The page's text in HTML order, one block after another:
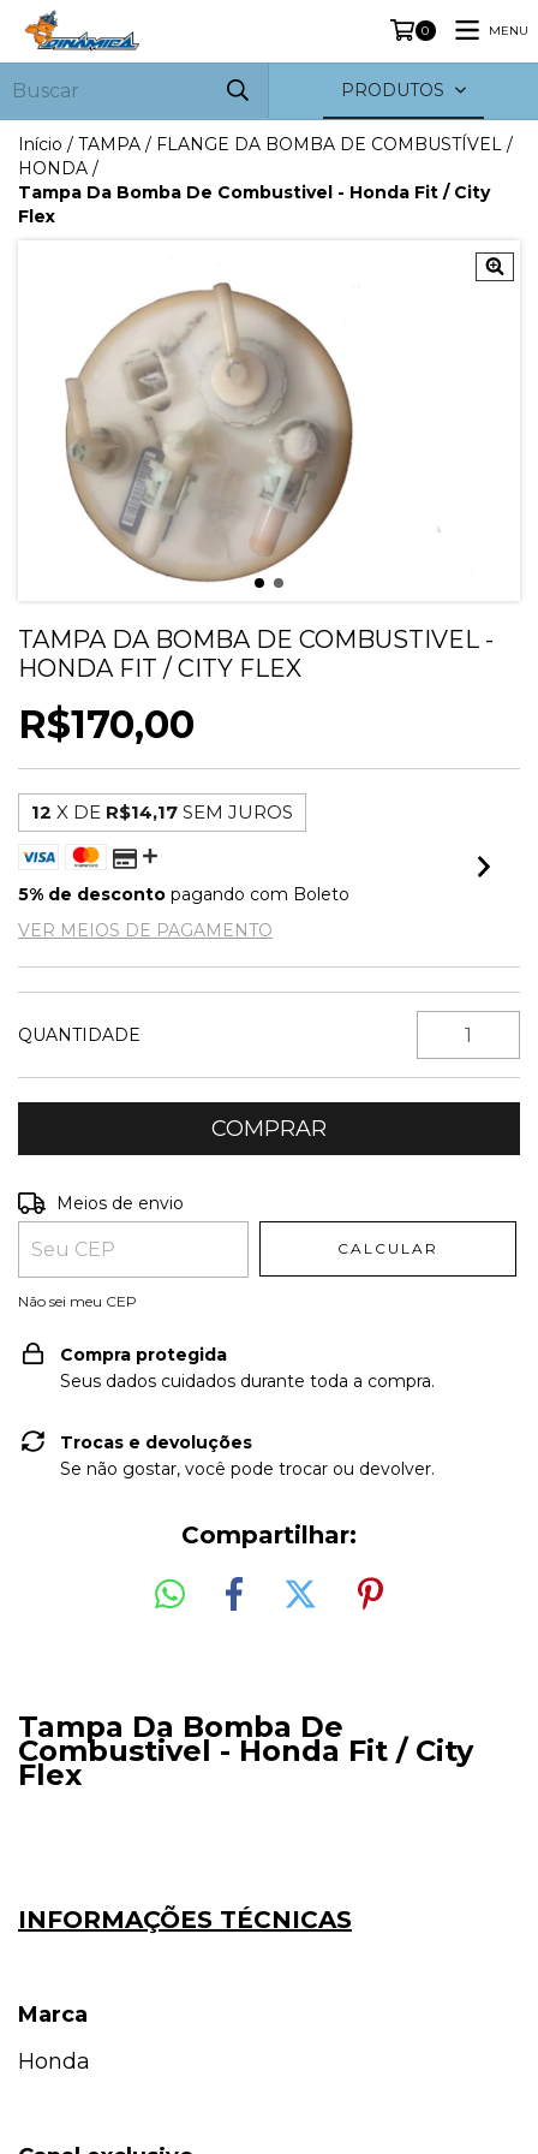
0 MENU
PRODUTOS
Início / TAMPA / FLANGE DA BOMBA DE COMBUSTÍVEL /
HONDA /
Tampa Da Bomba De Combustivel - Honda Fit / City
Flex
TAMPA DA BOMBA DE COMBUSTIVEL -
HONDA FIT / CITY FLEX
R$170,00
12 X DE R$14,17 SEM JUROS
5% de desconto pagando com Boleto
VER MEIOS DE PAGAMENTO
QUANTIDADE
Entregas para o CEP:
Meios de envio
CALCULAR
Não sei meu CEP
Compra protegida
Seus dados cuidados durante toda a compra.
Trocas e devoluções
Se não gostar, você pode trocar ou devolver.
Compartilhar:
Tampa Da Bomba De
Combustivel - Honda Fit / City
Flex
INFORMAÇÕES TÉCNICAS
Marca
Honda